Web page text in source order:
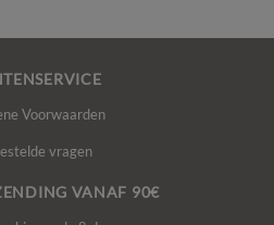
Voorwaarden
vragen
VANAF 90€